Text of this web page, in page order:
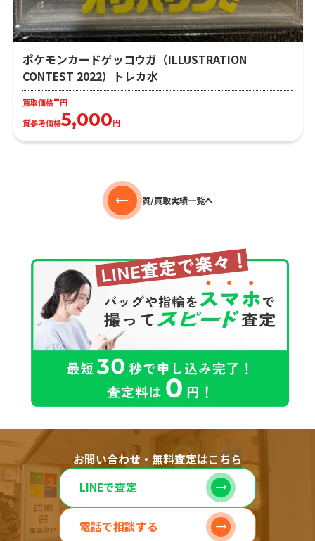
ポケモンカードゲッコウガ（ILLUSTRATION
CONTEST 2022）トレカ水
買取価格- 円
質参考価格5,000 円
質/買取実績一覧へ
お問い合わせ・無料査定はこちら
LINEで査定
電話で相談する